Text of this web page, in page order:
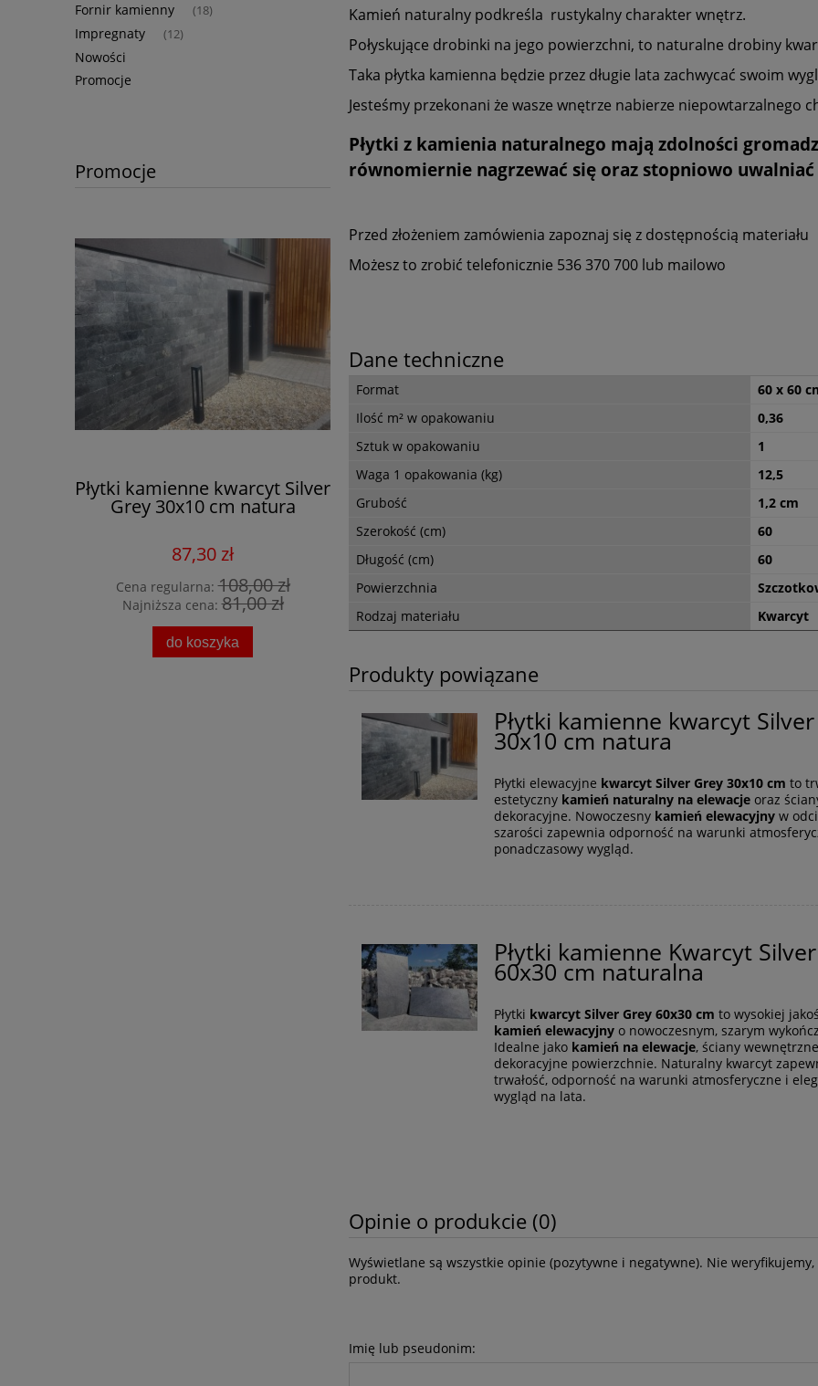
Fornir kamienny (18)
Impregnaty (12)
Nowości
Promocje
Promocje
Płytki kamienne kwarcyt Silver
Grey 30x10 cm natura
87,30 zł
Cena regularna:108,00 zł
Najniższa cena:81,00 zł
do koszyka
Płytki kamienne Kwarcyt
Silver Grey 60x30 cm
naturalna
98,10 zł
Cena regularna:
Płytki kamienne kwarcyt
Zeera Green 30x10 cm
125,10 zł
Kamień naturalny podkreśla rustykalny charakter wnętrz.
Połyskujące drobinki na jego powierzchni, to naturalne drobiny
Taka płytka kamienna będzie przez długie lata zachwycać swoim
Jesteśmy przekonani że wasze wnętrze nabierze niepowtarzalnego
Płytki z kamienia naturalnego mają zdolności
równomiernie nagrzewać się oraz stopniowo uwalniać
Przed złożeniem zamówienia zapoznaj się z dostępnością materiału
Możesz to zrobić telefonicznie 536 370 700 lub mailowo
Dane techniczne
Format
60 x 60
Ilość m² w opakowaniu
0,36
Sztuk w opakowaniu
1
Waga 1 opakowania (kg)
12,5
Grubość
1,2 cm
Szerokość (cm)
60
Długość (cm)
60
Powierzchnia
Rodzaj materiału
Kwarcyt
Produkty powiązane
Płytki kamienne kwarcyt
30x10 cm natura
Płytki elewacyjne kwarcyt Silver Grey 30x10 cm to
estetyczny kamień naturalny na elewacje oraz
dekoracyjne. Nowoczesny kamień elewacyjny w
szarości zapewnia odporność na warunki
ponadczasowy wygląd.
Płytki kamienne Kwarcyt
60x30 cm naturalna
Płytki kwarcyt Silver Grey 60x30 cm to wysokiej
kamień elewacyjny o nowoczesnym, szarym
Idealne jako kamień na elewacje, ściany
dekoracyjne powierzchnie. Naturalny kwarcyt
trwałość, odporność na warunki atmosferyczne i
wygląd na lata.
Opinie o produkcie (0)
Wyświetlane są wszystkie opinie (pozytywne i negatywne). Nie
produkt.
Imię lub pseudonim: